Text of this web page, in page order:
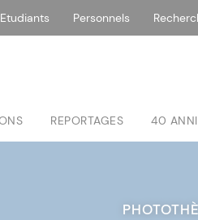
Etudiants Personnels
REPORTAGES 40 ANNI